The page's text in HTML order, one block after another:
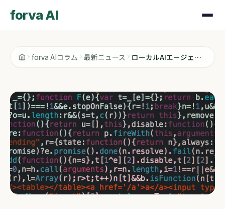
forva AI
forva AIコラム 最新ニュース ローカルAIエージェントが動く時代、市場は何を織り込むか